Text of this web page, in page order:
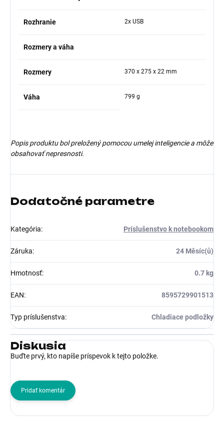
Rozhranie 2x USB
Rozmery a váha
Rozmery 370 x 275 x 22 mm
Váha 799 g
Popis produktu bol preložený pomocou umelej inteligencie a môže
obsahovať nepresnosti.
Dodatočné parametre
Kategória: Príslušenstvo k notebookom
Záruka: 24 Měsíc(ů)
Hmotnosť: 0.7 kg
EAN: 8595729901513
Typ príslušenstva: Chladiace podložky
Diskusia
Buďte prvý, kto napíše príspevok k tejto položke.
Pridať komentár